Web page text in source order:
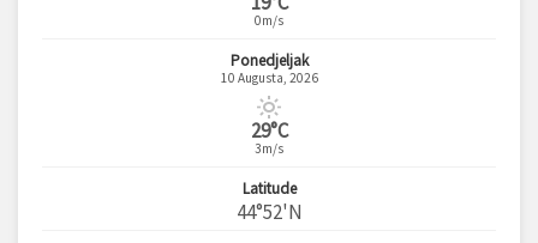
0m/s
Ponedjeljak
10 Augusta, 2026
29°C
3m/s
Latitude
44°52'N